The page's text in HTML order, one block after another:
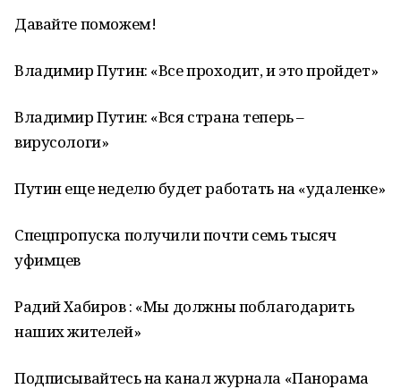
Давайте поможем!
Владимир Путин: «Все проходит, и это пройдет»
Владимир Путин: «Вся страна теперь –
вирусологи»
Путин еще неделю будет работать на «удаленке»
Спецпропуска получили почти семь тысяч
уфимцев
Радий Хабиров : «Мы должны поблагодарить
наших жителей»
Подписывайтесь на канал журнала «Панорама